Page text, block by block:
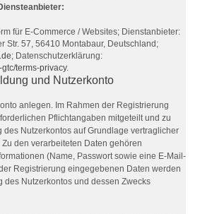
für E-Commerce / Websites; Dienstanbieter:
Str. 57, 56410 Montabaur, Deutschland;
; Datenschutzerklärung:
terms-privacy.
und Nutzerkonto
anlegen. Im Rahmen der Registrierung
Pflichtangaben mitgeteilt und zu
des Nutzerkontos auf Grundlage vertraglicher
den verarbeiteten Daten gehören
(Name, Passwort sowie eine E-Mail-
Registrierung eingegebenen Daten werden
des Nutzerkontos und dessen Zwecks